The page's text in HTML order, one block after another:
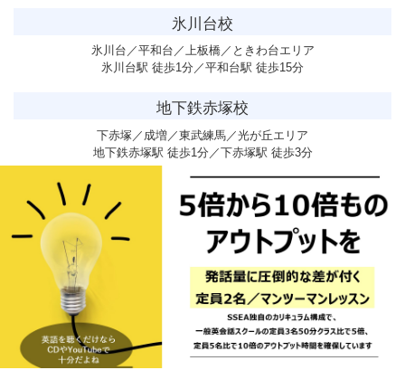
氷川台校
氷川台／平和台／上板橋／ときわ台エリア
氷川台駅 徒歩1分／平和台駅 徒歩15分
地下鉄赤塚校
下赤塚／成増／東武練馬／光が丘エリア
地下鉄赤塚駅 徒歩1分／下赤塚駅 徒歩3分